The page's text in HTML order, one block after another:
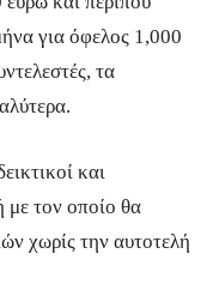
για όφελος 1,000
τα
και
με τον οποίο θα
χωρίς την αυτοτελή